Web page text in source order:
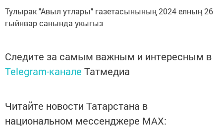
Тулырак "Авыл утлары" газетасынының 2024 елның 26
гыйнвар санында укыгыз
Следите за самым важным и интересным в
Telegram-канале Татмедиа
Читайте новости Татарстана в
национальном мессенджере MАХ: